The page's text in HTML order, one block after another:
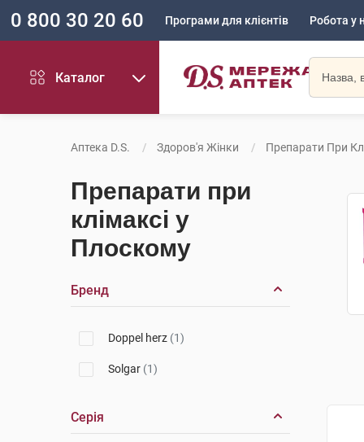
0 800 30 20 60 Програми для клієнтів Робота у
Каталог
Аптека D.S. Здоров'я Жінки Препарати При
Препарати при
клімаксі у
Плоскому
Бренд
Doppel herz (1)
Solgar (1)
Серія